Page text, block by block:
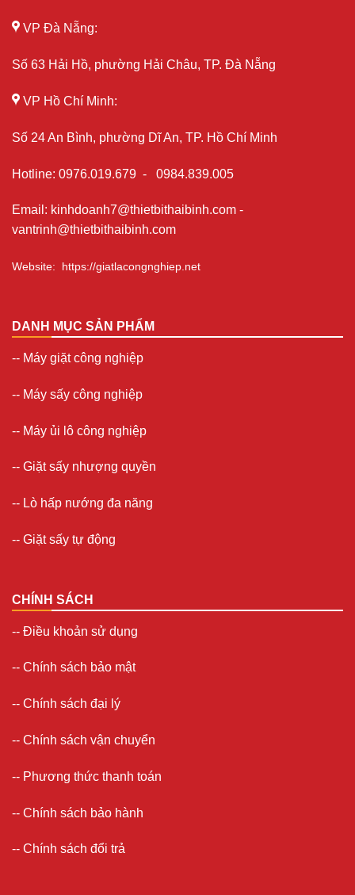
VP Đà Nẵng:
Số 63 Hải Hồ, phường Hải Châu, TP. Đà Nẵng
VP Hồ Chí Minh:
Số 24 An Bình, phường Dĩ An, TP. Hồ Chí Minh
Hotline: 0976.019.679 - 0984.839.005
Email : kinhdoanh7@thietbithaibinh.com -
vantrinh@thietbithaibinh.com
Website: https://giatlacongnghiep.net
DANH MỤC SẢN PHẨM
-- Máy giặt công nghiệp
-- Máy sấy công nghiệp
-- Máy ủi lô công nghiệp
-- Giặt sấy nhượng quyền
-- Lò hấp nướng đa năng
-- Giặt sấy tự động
CHÍNH SÁCH
-- Điều khoản sử dụng
-- Chính sách bảo mật
-- Chính sách đại lý
-- Chính sách vận chuyển
-- Phương thức thanh toán
-- Chính sách bảo hành
-- Chính sách đổi trả